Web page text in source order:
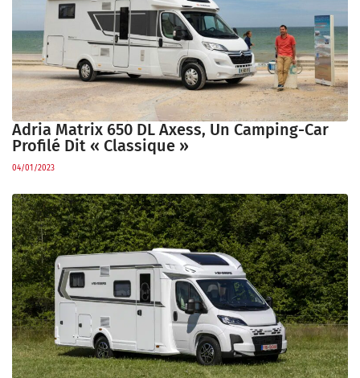
Adria Matrix 650 DL Axess, Un Camping-Car
Profilé Dit « Classique »
04/01/2023